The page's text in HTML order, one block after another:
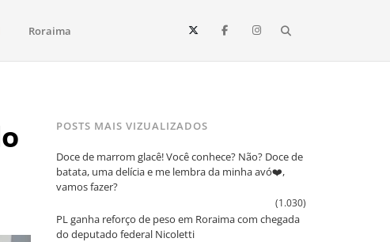
Vista e todo o estado de Roraima. Fique sempre informado
Roraima
POSTS MAIS VIZUALIZADOS
Doce de marrom glacê! Você conhece? Não? Doce de
batata, uma delícia e me lembra da minha avó❤️,
vamos fazer?
(1.030)
PL ganha reforço de peso em Roraima com chegada
do deputado federal Nicoletti